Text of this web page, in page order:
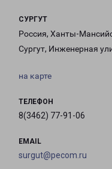
СУРГУТ
Россия, Ханты-
Сургут, Инженерная
на карте
ТЕЛЕФОН
8(3462) 77-91-06
EMAIL
surgut@pecom.ru